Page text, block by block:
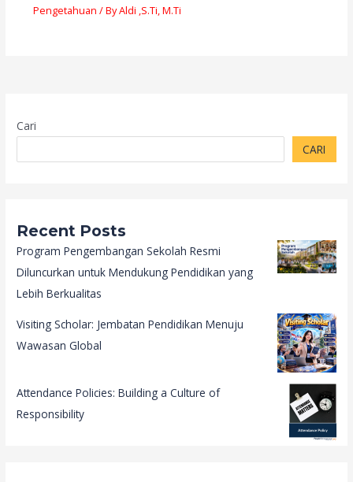
Pengetahuan / ByAldi ,S.Ti, M.Ti
Cari
CARI
Recent Posts
Program Pengembangan Sekolah Resmi
Diluncurkan untuk Mendukung Pendidikan yang
Lebih Berkualitas
Visiting Scholar: Jembatan Pendidikan Menuju
Wawasan Global
Attendance Policies: Building a Culture of
Responsibility